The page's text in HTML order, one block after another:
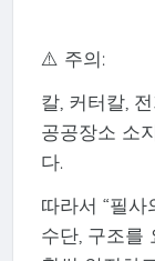
⚠️ 주의:
칼, 커터칼,
공공장소 소
다.
따라서 “필
수단, 구조를